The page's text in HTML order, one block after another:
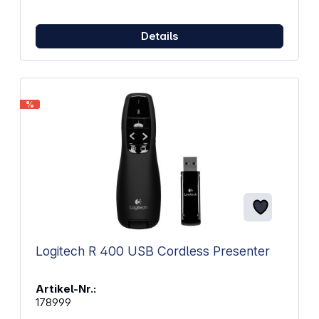
arbeitest – die ExpressKey Fernbedienung ergänzt
dein Setup sinnvoll. Sie ist mit Windows und macOS
kompatibel und wird mit einem wiederaufladbaren
Akku geliefert. So bist du direkt startklar.
Funktionen: Zoomen, Scrollen, Pinselgröße und
Drehen Wiederaufladbarer Akku für kabellosen
kabellose Nutzung Bis zu fünf Fernbedienungen
gleichzeitig nutzbar Kompatibel mit Windows ab
Version 7 und macOS ab Version 10.12 Funktioniert
mit Wacom Cintiq Pro, MobileStudio Pro, Intuos Pro
und weiteren Modellen Auch als eigenständiges
Eingabegerät verwendbar Lieferung inklusive
Micro-USB-Kabel und Schnellstartanleitung
Details
%
Logitech R 400 USB Cordless Presenter
Artikel-Nr.:
178999